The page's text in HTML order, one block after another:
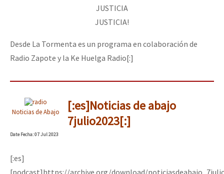
JUSTICIA
JUSTICIA!
Desde La Tormenta es un programa en colaboración de
Radio Zapote y la Ke Huelga Radio[:]
Noticias de Abajo
[:es]Noticias de abajo
7julio2023[:]
DateFecha: 07 Jul 2023
[:es]